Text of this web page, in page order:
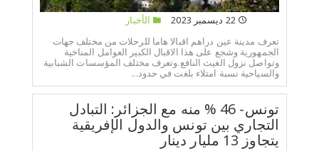
الأخبار
تعرف مدينة عين دراهم اقبالا هاما للرحلات من مختلف جهات
الجمهورية وشجع على هذا الاقبال الكبير العوامل المناخية
وتواصل نزول الغيث النافع.وتعرف مختلف المؤسسات الشبابية
والسياحية نسبة امتلاء بلغت في حدود...
تونس- 46 % منه مع الجزائر: التبادل
التجاري بين تونس والدول الإفريقية
يتجاوز 13 مليار دينار